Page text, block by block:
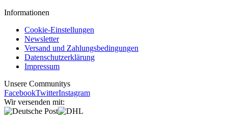
Informationen
Cookie-Einstellungen
Newsletter
Versand und Zahlungsbedingungen
Datenschutzerklärung
Impressum
Unsere Communitys
FacebookTwitterInstagram
Wir versenden mit: